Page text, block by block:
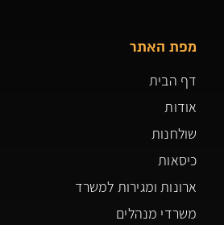
מפת האתר
דף הבית
אודות
שולחנות
כיסאות
ארונות ומגירות למשרד
משרדי מנהלים